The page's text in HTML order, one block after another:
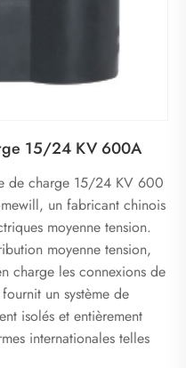
15/24 KV 600A
de charge 15/24 KV 600
un fabricant chinois
moyenne tension.
moyenne tension,
charge les connexions de
un système de
isolés et entièrement
internationales telles